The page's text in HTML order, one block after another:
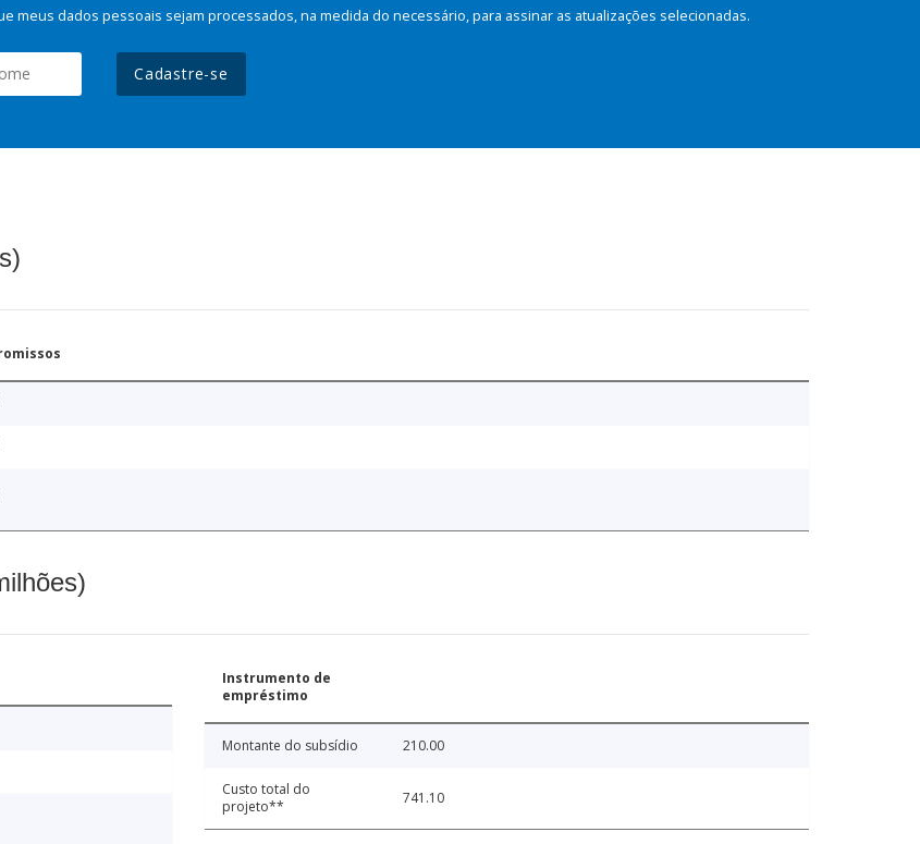
meus dados pessoais sejam processados, na medida do necessário, para assinar as atualizações selecionadas.
Cadastre-se
Instrumento de
empréstimo
Montante do subsídio 210.00
Custo total do
projeto**
741.10